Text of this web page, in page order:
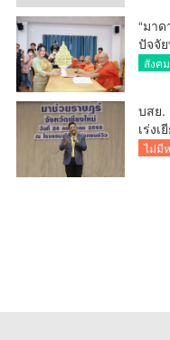
“มา
ปัจจั
ทำบั
สังคม
บสย.
เร่ง
ค่าธ
ไม่มี